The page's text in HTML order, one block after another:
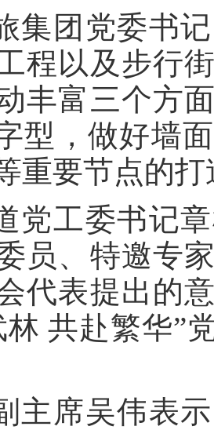
集团党委书
程以及步行
丰富三个方
型，做好墙
重要节点的
党工委书记
员、特邀专
代表提出的
林 共赴繁华”
主席吴伟表